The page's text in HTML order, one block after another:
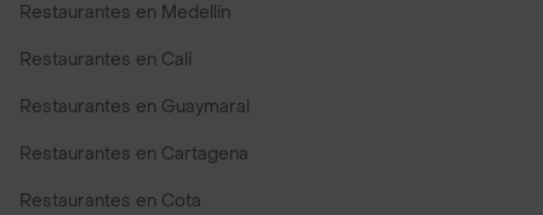
Restaurantes en Medellín
Restaurantes en Cali
Restaurantes en Guaymaral
Restaurantes en Cartagena
Restaurantes en Cota